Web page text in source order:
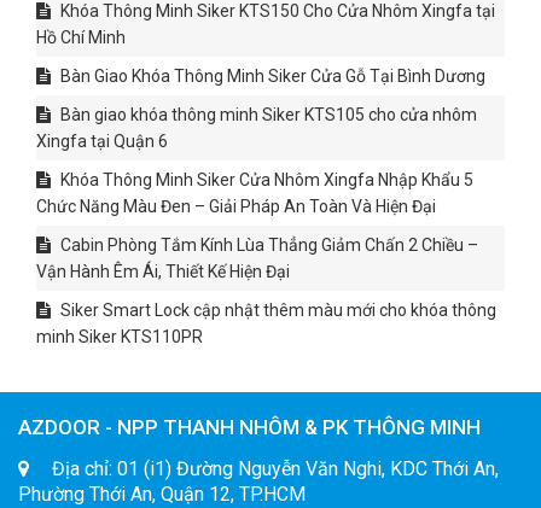
Khóa Thông Minh Siker KTS150 Cho Cửa Nhôm Xingfa tại
Hồ Chí Minh
Bàn Giao Khóa Thông Minh Siker Cửa Gỗ Tại Bình Dương
Bàn giao khóa thông minh Siker KTS105 cho cửa nhôm
Xingfa tại Quận 6
Khóa Thông Minh Siker Cửa Nhôm Xingfa Nhập Khẩu 5
Chức Năng Màu Đen – Giải Pháp An Toàn Và Hiện Đại
Cabin Phòng Tắm Kính Lùa Thẳng Giảm Chấn 2 Chiều –
Vận Hành Êm Ái, Thiết Kế Hiện Đại
Siker Smart Lock cập nhật thêm màu mới cho khóa thông
minh Siker KTS110PR
AZDOOR - NPP THANH NHÔM & PK THÔNG MINH
Địa chỉ: 01 (i1) Đường Nguyễn Văn Nghi, KDC Thới An,
Phường Thới An, Quận 12, TP.HCM